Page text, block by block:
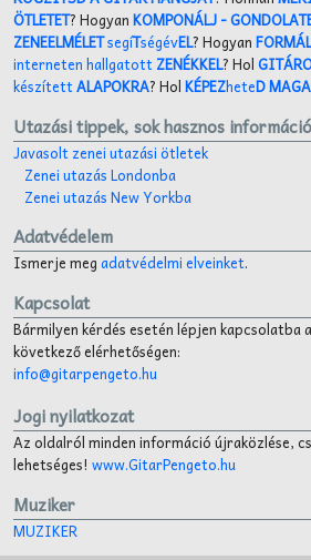
ÖTLETET? HogyanKOMPONÁLJ-
ZENEELMÉLETsegíTségévEL? HogyanFORMÁL
interneten hallgatott ZENÉKKEL? Hol
készítettALAPOKRA? HolKÉPEZheteD
Utazási tippek, sok hasznos
Javasolt zenei utazási ötletek
Zenei utazás Londonba
Zenei utazás New Yorkba
Adatvédelem
Ismerje megadatvédelmi elveinket.
Kapcsolat
Bármilyen kérdés esetén lépjen kapcsolatba
következő elérhetőségen:
info@gitarpengeto.hu
Jogi nyilatkozat
Az oldalról minden információ újraközlése,
lehetséges! www.GitarPengeto.hu
Muziker
MUZIKER